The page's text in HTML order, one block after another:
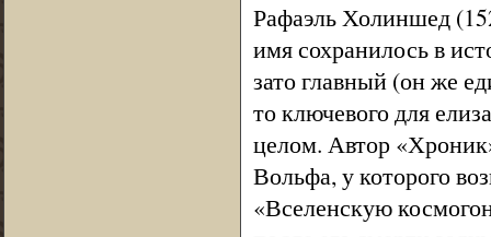
Рафаэль Холиншед
имя сохранилось в
зато главный (он же
то ключевого для
целом. Автор
Вольфа, у которого
«Вселенскую